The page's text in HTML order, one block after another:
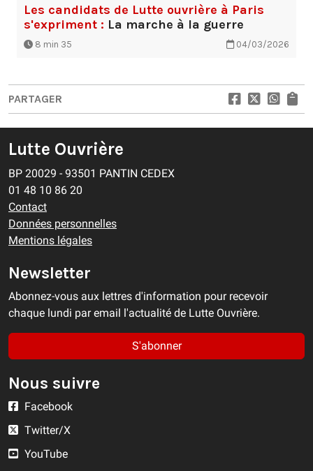
Les candidats de Lutte ouvrière à Paris
s'expriment : La marche à la guerre
8 min 35 04/03/2026
PARTAGER
Lutte Ouvrière
BP 20029 - 93501 PANTIN CEDEX
01 48 10 86 20
Contact
Données personnelles
Mentions légales
Newsletter
Abonnez-vous aux lettres d'information pour recevoir
chaque lundi par email l'actualité de Lutte Ouvrière.
S'abonner
Nous suivre
Facebook
Twitter/X
YouTube